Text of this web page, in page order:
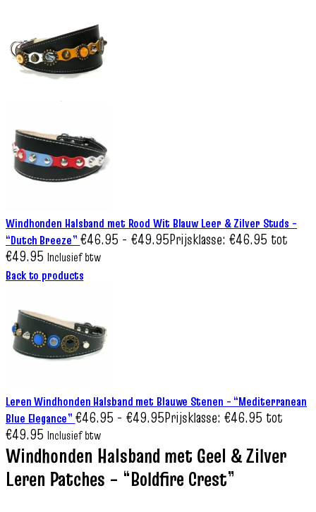
Windhonden Halsband met Rood Wit Blauw Leer & Zilver Studs –
“Dutch Breeze” €46.95 - €49.95Prijsklasse: €46.95 tot
€49.95 Inclusief btw
Back to products
Leren Windhonden Halsband met Blauwe Stenen – “Mediterranean
Blue Elegance” €46.95 - €49.95Prijsklasse: €46.95 tot
€49.95 Inclusief btw
Windhonden Halsband met Geel & Zilver
Leren Patches – “Boldfire Crest”